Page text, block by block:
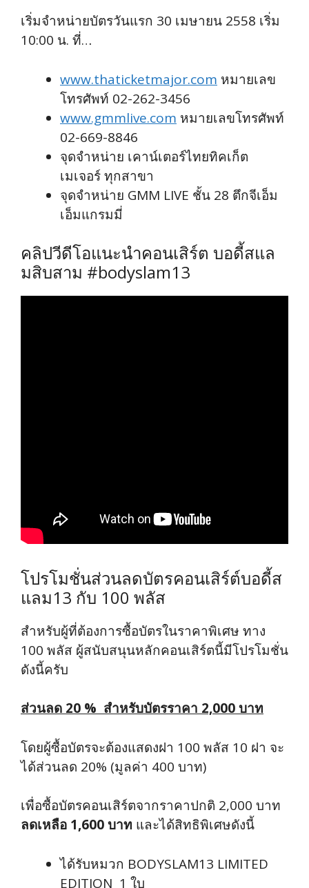
เริ่มจำหน่ายบัตรวันแรก 30 เมษายน 2558 เริ่ม
10:00 น. ที่…
www.thaticketmajor.com หมายเลข
โทรศัพท์ 02-262-3456
www.gmmlive.com หมายเลขโทรศัพท์
02-669-8846
จุดจำหน่าย เคาน์เตอร์ไทยทิคเก็ต
เมเจอร์ ทุกสาขา
จุดจำหน่าย GMM LIVE ชั้น 28 ตึกจีเอ็ม
เอ็มแกรมมี่
คลิปวีดีโอแนะนำคอนเสิร์ต บอดี้สแล
มสิบสาม #bodyslam13
โปรโมชั่นส่วนลดบัตรคอนเสิร์ต์บอดี้ส
แลม13 กับ 100 พลัส
สำหรับผู้ที่ต้องการซื้อบัตรในราคาพิเศษ ทาง
100 พลัส ผู้สนับสนุนหลักคอนเสิร์ตนี้มีโปรโมชั่น
ดังนี้ครับ
ส่วนลด 20 % สำหรับบัตรราคา 2,000 บาท
โดยผู้ซื้อบัตรจะต้องแสดงฝา 100 พลัส 10 ฝา จะ
ได้ส่วนลด 20% (มูลค่า 400 บาท)
เพื่อซื้อบัตรคอนเสิร์ตจากราคาปกติ 2,000 บาท
ลดเหลือ 1,600 บาท และได้สิทธิพิเศษดังนี้
ได้รับหมวก BODYSLAM13 LIMITED
EDITION 1 ใบ